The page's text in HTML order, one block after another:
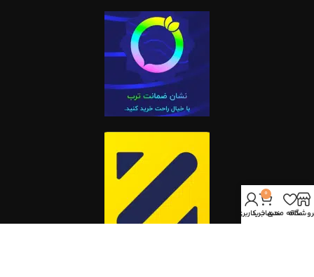
علاقه مندی
0
سبد خرید
حساب کاربری من